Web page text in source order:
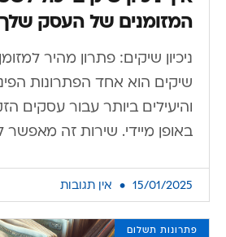
המזומנים של העסק
ניכיון שיקים: פתרון מהיר
שיקים הוא אחד הפתרונות
והיעילים ביותר עבור עסקים
באופן מיידי. שירות זה מאפשר
15/01/2025 אין תגובות
פתרונות תשלום